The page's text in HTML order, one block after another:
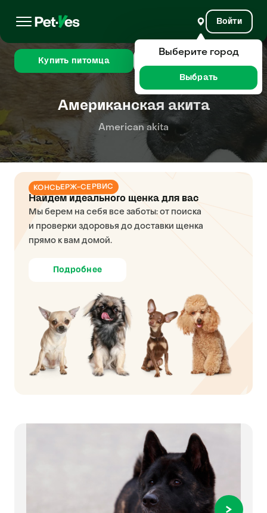
Войти
Купить питомца
Американская акита
American akita
КОНСЬЕРЖ-СЕРВИС
Найдем идеального щенка для вас
Мы берем на себя все заботы: от поиска
и проверки здоровья до доставки щенка
прямо к вам домой.
Подробнее
Выберите город
Выбрать